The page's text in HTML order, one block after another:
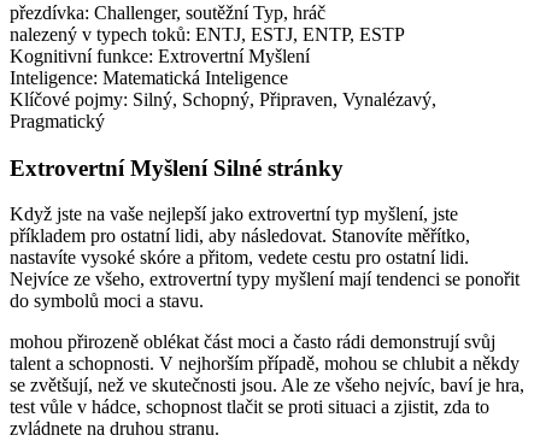
přezdívka: Challenger, soutěžní Typ, hráč
nalezený v typech toků: ENTJ, ESTJ, ENTP, ESTP
Kognitivní funkce: Extrovertní Myšlení
Inteligence: Matematická Inteligence
Klíčové pojmy: Silný, Schopný, Připraven, Vynalézavý,
Pragmatický
Extrovertní Myšlení Silné stránky
Když jste na vaše nejlepší jako extrovertní typ myšlení, jste
příkladem pro ostatní lidi, aby následovat. Stanovíte měřítko,
nastavíte vysoké skóre a přitom, vedete cestu pro ostatní lidi.
Nejvíce ze všeho, extrovertní typy myšlení mají tendenci se ponořit
do symbolů moci a stavu.
mohou přirozeně oblékat část moci a často rádi demonstrují svůj
talent a schopnosti. V nejhorším případě, mohou se chlubit a někdy
se zvětšují, než ve skutečnosti jsou. Ale ze všeho nejvíc, baví je hra,
test vůle v hádce, schopnost tlačit se proti situaci a zjistit, zda to
zvládnete na druhou stranu.